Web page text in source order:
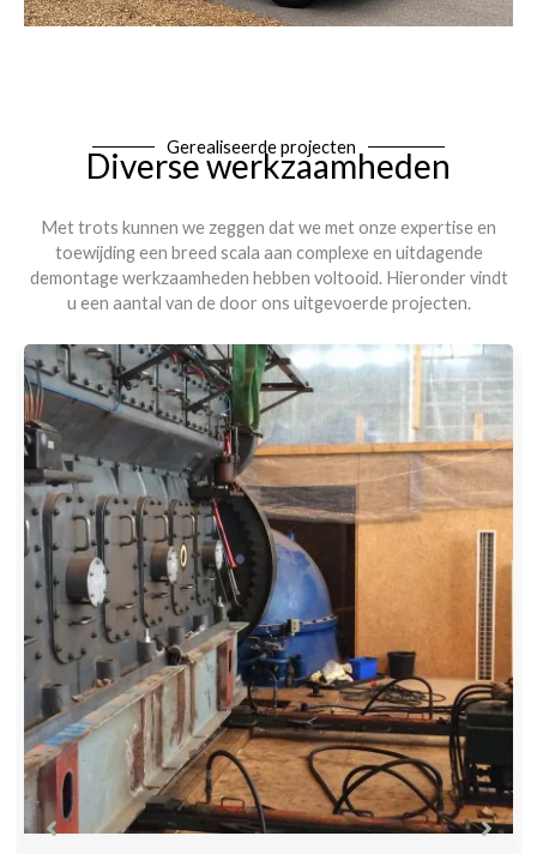
Gerealiseerde projecten
Diverse werkzaamheden
Met trots kunnen we zeggen dat we met onze expertise en
toewijding een breed scala aan complexe en uitdagende
demontage werkzaamheden hebben voltooid. Hieronder vindt
u een aantal van de door ons uitgevoerde projecten.